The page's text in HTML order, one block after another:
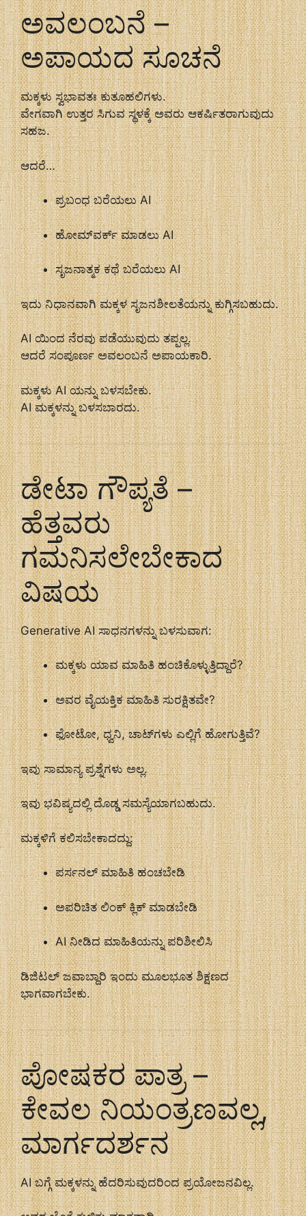
ಅವಲಂಬನೆ –
ಅಪಾಯದ ಸೂಚನೆ
ಮಕ್ಕಳು ಸ್ವಭಾವತಃ ಕುತೂಹಲಿಗಳು.
ವೇಗವಾಗಿ ಉತ್ತರ ಸಿಗುವ ಸ್ಥಳಕ್ಕೆ ಅವರು ಆಕರ್ಷಿತರಾಗುವುದು
ಸಹಜ.
ಆದರೆ…
ಪ್ರಬಂಧ ಬರೆಯಲು AI
ಹೋಮ್‌ವರ್ಕ್ ಮಾಡಲು AI
ಸೃಜನಾತ್ಮಕ ಕಥೆ ಬರೆಯಲು AI
ಇದು ನಿಧಾನವಾಗಿ ಮಕ್ಕಳ ಸೃಜನಶೀಲತೆಯನ್ನು ಕುಗ್ಗಿಸಬಹುದು.
AI ಯಿಂದ ನೆರವು ಪಡೆಯುವುದು ತಪ್ಪಲ್ಲ.
ಆದರೆ ಸಂಪೂರ್ಣ ಅವಲಂಬನೆ ಅಪಾಯಕಾರಿ.
ಮಕ್ಕಳು AI ಯನ್ನು ಬಳಸಬೇಕು.
AI ಮಕ್ಕಳನ್ನು ಬಳಸಬಾರದು.
ಡೇಟಾ ಗೌಪ್ಯತೆ –
ಹೆತ್ತವರು
ಗಮನಿಸಲೇಬೇಕಾದ
ವಿಷಯ
Generative AI ಸಾಧನಗಳನ್ನು ಬಳಸುವಾಗ:
ಮಕ್ಕಳು ಯಾವ ಮಾಹಿತಿ ಹಂಚಿಕೊಳ್ಳುತ್ತಿದ್ದಾರೆ?
ಅವರ ವೈಯಕ್ತಿಕ ಮಾಹಿತಿ ಸುರಕ್ಷಿತವೇ?
ಫೋಟೋ, ಧ್ವನಿ, ಚಾಟ್‌ಗಳು ಎಲ್ಲಿಗೆ ಹೋಗುತ್ತಿವೆ?
ಇವು ಸಾಮಾನ್ಯ ಪ್ರಶ್ನೆಗಳು ಅಲ್ಲ.
ಇವು ಭವಿಷ್ಯದಲ್ಲಿ ದೊಡ್ಡ ಸಮಸ್ಯೆಯಾಗಬಹುದು.
ಮಕ್ಕಳಿಗೆ ಕಲಿಸಬೇಕಾದದ್ದು:
ಪರ್ಸನಲ್ ಮಾಹಿತಿ ಹಂಚಬೇಡಿ
ಅಪರಿಚಿತ ಲಿಂಕ್ ಕ್ಲಿಕ್ ಮಾಡಬೇಡಿ
AI ನೀಡಿದ ಮಾಹಿತಿಯನ್ನು ಪರಿಶೀಲಿಸಿ
ಡಿಜಿಟಲ್ ಜವಾಬ್ದಾರಿ ಇಂದು ಮೂಲಭೂತ ಶಿಕ್ಷಣದ
ಭಾಗವಾಗಬೇಕು.
ಪೋಷಕರ ಪಾತ್ರ –
ಕೇವಲ ನಿಯಂತ್ರಣವಲ್ಲ,
ಮಾರ್ಗದರ್ಶನ
AI ಬಗ್ಗೆ ಮಕ್ಕಳನ್ನು ಹೆದರಿಸುವುದರಿಂದ ಪ್ರಯೋಜನವಿಲ್ಲ.